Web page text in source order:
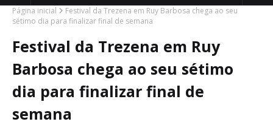
Página inicial
Festival da Trezena em Ruy Barbosa chega ao seu
sétimo dia para finalizar final de semana
Festival da Trezena em Ruy
Barbosa chega ao seu sétimo
dia para finalizar final de
semana